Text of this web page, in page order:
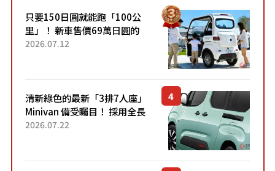
只要150日圓就能跑「100公
里」！ 新車售價69萬日圓的
「3人座」Trike大受歡迎！ 順
2026.07.12
清新綠色的最新「3排7人座」
Minivan 備受矚目！ 採用全長
4.7公尺剛剛好的車身尺寸與
2026.07.22